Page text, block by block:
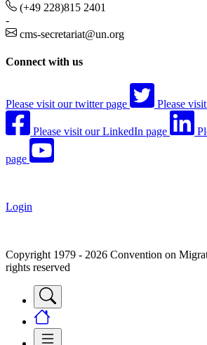
(+49 228)815 2401
-
cms-secretariat@un.org
Connect with us
Please visit our twitter page Please
Please visit our LinkedIn page
page
Login
Copyright 1979 - 2026 Convention on
rights reserved